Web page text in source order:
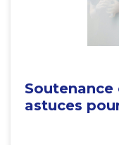
Soutenance
astuces